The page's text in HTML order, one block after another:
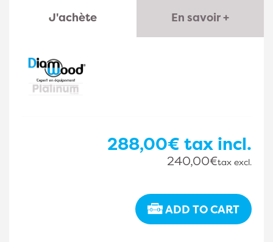
J'achète En savoir +
288,00€ tax incl.
240,00€tax excl.
ADD TO CART